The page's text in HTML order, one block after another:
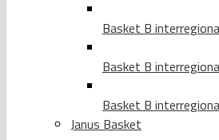
Basket B
Basket B
Basket B
Janus Basket